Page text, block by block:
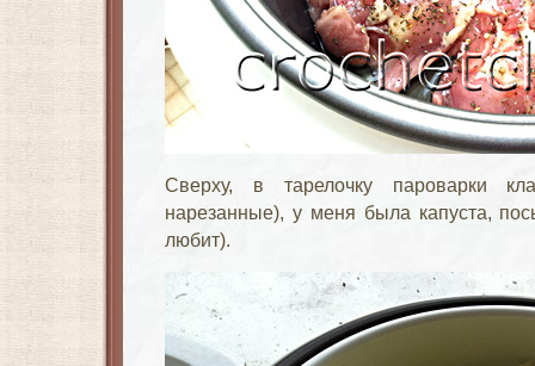
Сверху, в тарелочку пароварки
нарезанные), у меня была капуста,
любит).